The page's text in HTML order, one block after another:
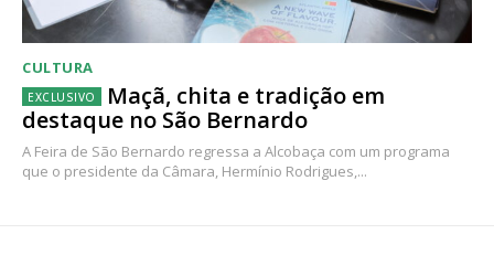
CULTURA
Maçã, chita e tradição em
destaque no São Bernardo
A Feira de São Bernardo regressa a Alcobaça com um programa
que o presidente da Câmara, Hermínio Rodrigues,...